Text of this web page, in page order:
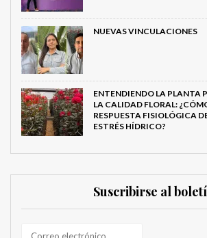
NUEVAS VINCULACIONES
ENTENDIENDO LA PLANTA
LA CALIDAD FLORAL:
RESPUESTA FISIOLÓGICA
ESTRÉS HÍDRICO?
Suscribirse al